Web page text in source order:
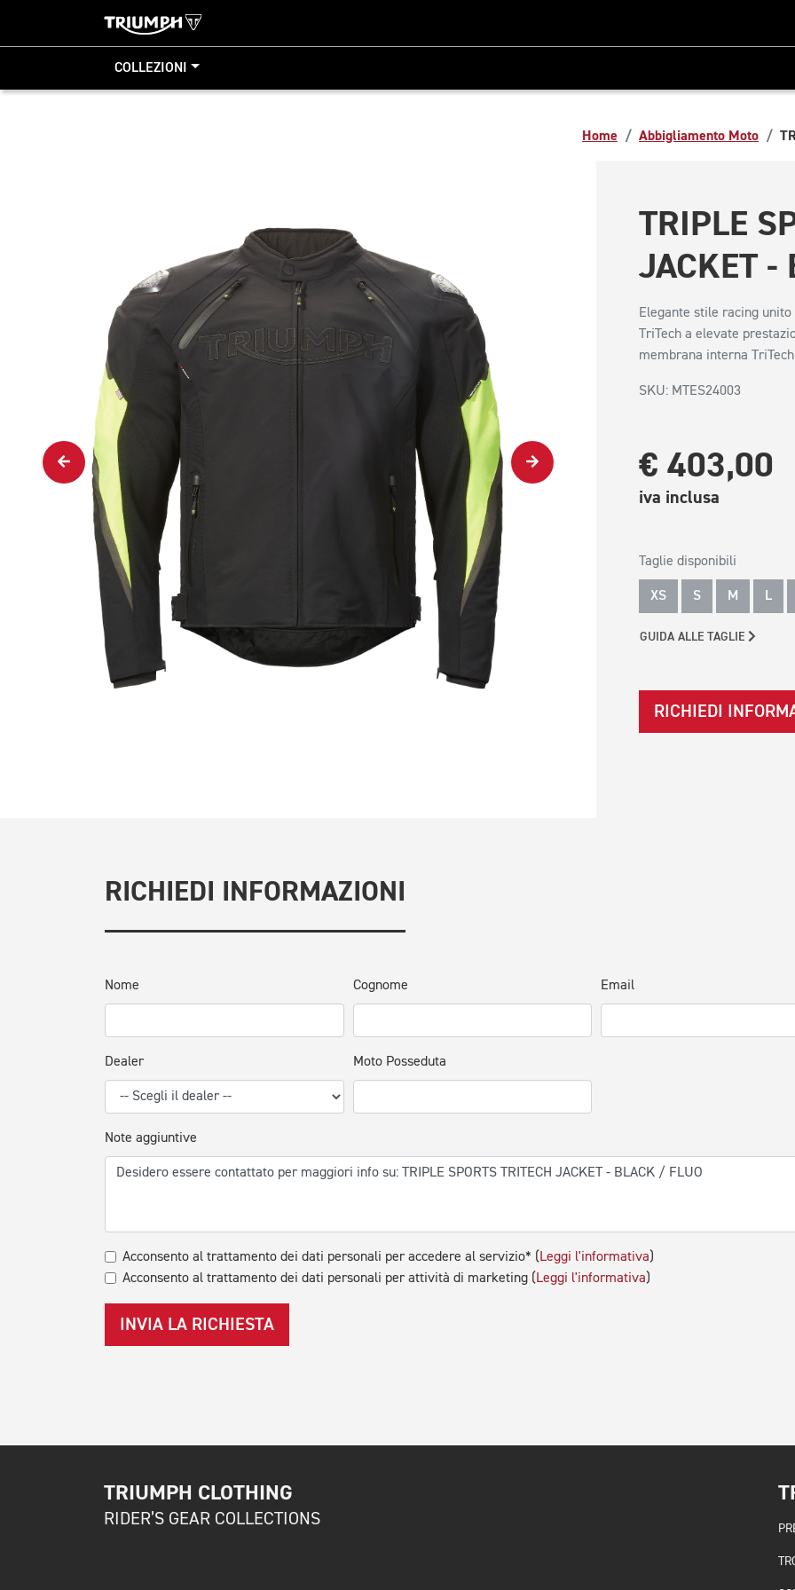
COLLEZIONI
Home Abbigliamento Moto
TRIPLE
JACKET -
Elegante stile racing
TriTech a elevate
membrana interna
SKU: MTES24003
€ 403,00
iva inclusa
Taglie disponibili
XS S M L
GUIDA ALLE TAGLIE
RICHIEDI
RICHIEDI INFORMAZIONI
Nome Cognome Email
Dealer Moto Posseduta
Note aggiuntive
Acconsento al trattamento dei dati personali per accedere al servizio* (Leggi l'informativa)
Acconsento al trattamento dei dati personali per attività di marketing (Leggi l'informativa)
INVIA LA RICHIESTA
TRIUMPH CLOTHING
RIDER’S GEAR COLLECTIONS